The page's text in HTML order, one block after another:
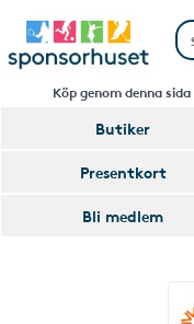
Köp genom denna
Butiker
Presentkort
Bli medlem